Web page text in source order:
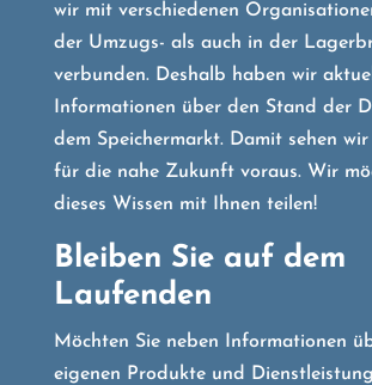
wir mit verschiedenen
der Umzugs- als auch in der
verbunden. Deshalb haben wir
Informationen über den Stand der
dem Speichermarkt. Damit sehen
für die nahe Zukunft voraus. Wir
dieses Wissen mit Ihnen teilen!
Bleiben Sie auf dem
Laufenden
Möchten Sie neben Informationen
eigenen Produkte und